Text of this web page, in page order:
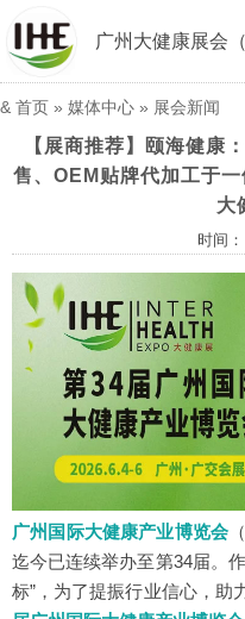
广州大健康展会
& 首页 » 媒体中心 » 展会新闻
【展商推荐】颐海健康
售、OEM贴牌代加工于
大
时间：
广州国际大健康产业博览会
迄今已连续举办至第34届。
标”，为了提振行业信心，助